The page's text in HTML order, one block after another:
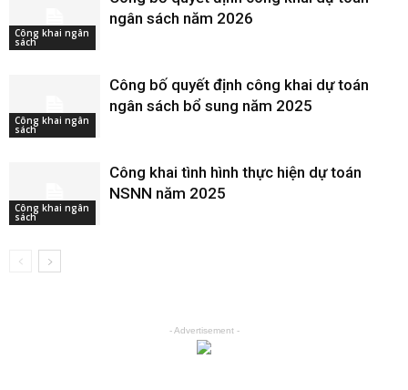
Công khai ngân
sách
ngân sách năm 2026
Công khai ngân
sách
Công bố quyết định công khai dự toán
ngân sách bổ sung năm 2025
Công khai ngân
sách
Công khai tình hình thực hiện dự toán
NSNN năm 2025
- Advertisement -